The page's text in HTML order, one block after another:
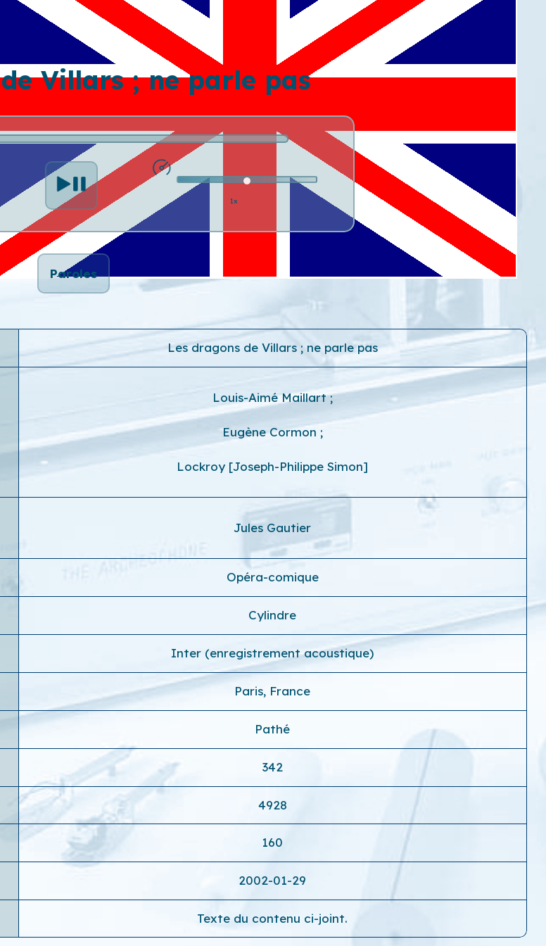
Villars ; ne parle pas
1x
Paroles
Les dragons de Villars ; ne parle pas
Louis-Aimé Maillart;
Eugène Cormon ;
Lockroy [Joseph-Philippe Simon]
Jules Gautier
Opéra-comique
Cylindre
Inter (enregistrement acoustique)
Paris, France
Pathé
342
4928
160
2002-01-29
Texte du contenu ci-joint.